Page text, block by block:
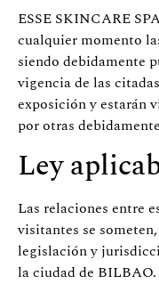
ESSE SKINCARE
cualquier momento
siendo debidamente
vigencia de las
exposición y estarán
por otras
Ley
Las relaciones entre
visitantes se
legislación y
la ciudad de BILBAO.